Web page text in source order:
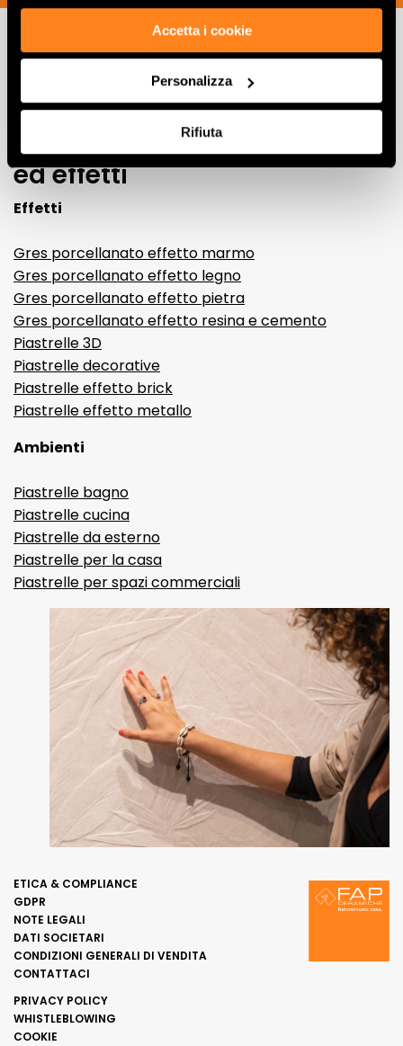
Accetta i cookie
Personalizza
Rifiuta
ispirare
da ambienti
ed effetti
Effetti
Gres porcellanato effetto marmo
Gres porcellanato effetto legno
Gres porcellanato effetto pietra
Gres porcellanato effetto resina e cemento
Piastrelle 3D
Piastrelle decorative
Piastrelle effetto brick
Piastrelle effetto metallo
Ambienti
Piastrelle bagno
Piastrelle cucina
Piastrelle da esterno
Piastrelle per la casa
Piastrelle per spazi commerciali
ETICA & COMPLIANCE
GDPR
NOTE LEGALI
DATI SOCIETARI
CONDIZIONI GENERALI DI VENDITA
CONTATTACI
PRIVACY POLICY
WHISTLEBLOWING
COOKIE